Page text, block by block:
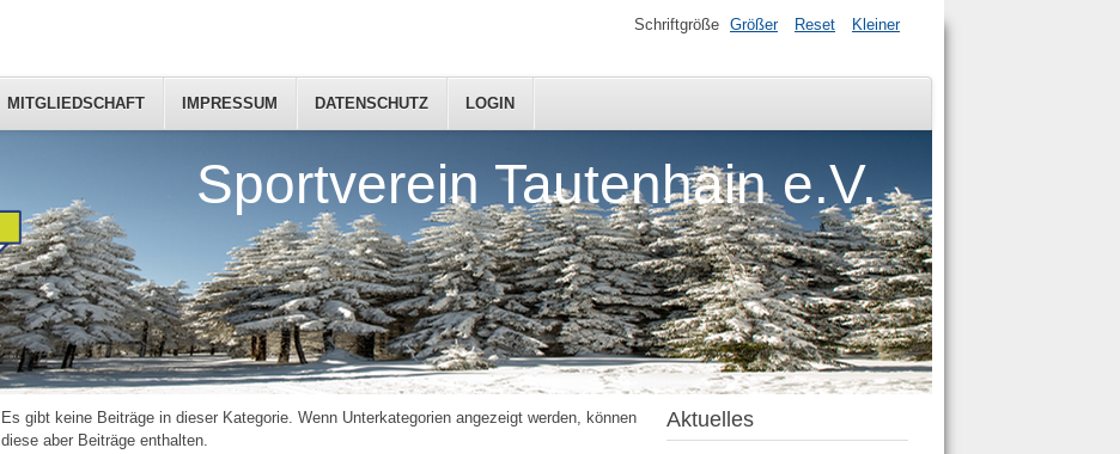
Sportverein Tautenhain e.V.
MITGLIEDSCHAFT IMPRESSUM DATENSCHUTZ LOGIN
Schriftgröße Größer Reset Kleiner
Es gibt keine Beiträge in dieser Kategorie. Wenn Unterkategorien angezeigt werden, können
diese aber Beiträge enthalten.
Aktuelles